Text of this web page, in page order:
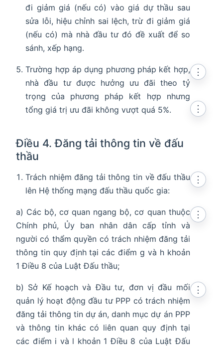
đi giảm giá (nếu có) vào giá dự thầu sau
sửa lỗi, hiệu chỉnh sai lệch, trừ đi giảm giá
(nếu có) mà nhà đầu tư đó đề xuất để so
sánh, xếp hạng.
Trường hợp áp dụng phương pháp kết hợp,
nhà đầu tư được hưởng ưu đãi theo tỷ
trọng của phương pháp kết hợp nhưng
tổng giá trị ưu đãi không vượt quá 5%.
⋮
Điều 4. Đăng tải thông tin về đấu
thầu
⋮
Trách nhiệm đăng tải thông tin về đấu thầu
lên Hệ thống mạng đấu thầu quốc gia:
⋮
a) Các bộ, cơ quan ngang bộ, cơ quan thuộc
Chính phủ, Ủy ban nhân dân cấp tỉnh và
người có thẩm quyền có trách nhiệm đăng tải
thông tin quy định tại các điểm g và h khoản
1 Điều 8 của Luật Đấu thầu;
⋮
b) Sở Kế hoạch và Đầu tư, đơn vị đầu mối
quản lý hoạt động đầu tư PPP có trách nhiệm
đăng tải thông tin dự án, danh mục dự án PPP
và thông tin khác có liên quan quy định tại
các điểm i và l khoản 1 Điều 8 của Luật Đấu
⋮